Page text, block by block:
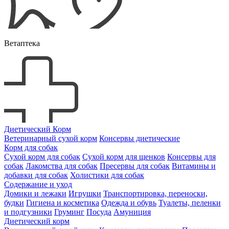
Ветаптека
Диетический Корм
Ветеринарный сухой корм Консервы диетические
Корм для собак
Сухой корм для собак Сухой корм для щенков Консервы для
собак Лакомства для собак Пресервы для собак Витамины и
добавки для собак Холистики для собак
Содержание и уход
Домики и лежаки Игрушки Транспортировка, переноски,
будки Гигиена и косметика Одежда и обувь Туалеты, пеленки
и подгузники Груминг Посуда Амуниция
Диетический корм